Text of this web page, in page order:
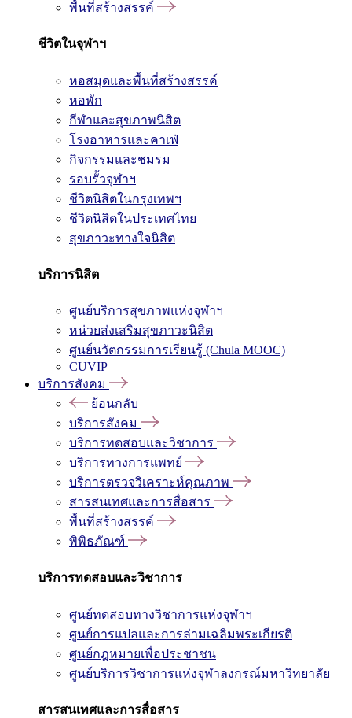
พื้นที่สร้างสรรค์
ชีวิตในจุฬาฯ
หอสมุดและพื้นที่สร้างสรรค์
หอพัก
กีฬาและสุขภาพนิสิต
โรงอาหารและคาเฟ่
กิจกรรมและชมรม
รอบรั้วจุฬาฯ
ชีวิตนิสิตในกรุงเทพฯ
ชีวิตนิสิตในประเทศไทย
สุขภาวะทางใจนิสิต
บริการนิสิต
ศูนย์บริการสุขภาพแห่งจุฬาฯ
หน่วยส่งเสริมสุขภาวะนิสิต
ศูนย์นวัตกรรมการเรียนรู้ (Chula MOOC)
CUVIP
บริการสังคม
ย้อนกลับ
บริการสังคม
บริการทดสอบและวิชาการ
บริการทางการแพทย์
บริการตรวจวิเคราะห์คุณภาพ
สารสนเทศและการสื่อสาร
พื้นที่สร้างสรรค์
พิพิธภัณฑ์
บริการทดสอบและวิชาการ
ศูนย์ทดสอบทางวิชาการแห่งจุฬาฯ
ศูนย์การแปลและการล่ามเฉลิมพระเกียรติ
ศูนย์กฎหมายเพื่อประชาชน
ศูนย์บริการวิชาการแห่งจุฬาลงกรณ์มหาวิทยาลัย
สารสนเทศและการสื่อสาร